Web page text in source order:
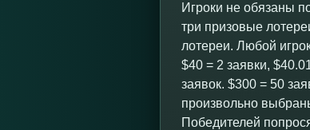
Игроки не обязаны
три призовые
лотереи. Любой
$40 = 2 заявки,
заявок. $300 = 50
произвольно
Победителей